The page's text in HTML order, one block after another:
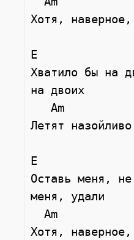
Хотя,
E
Хватило бы на
на двоих
   Am                 С
Летят
E
Оставь меня,
меня, удали
  Am                     С
Хотя,